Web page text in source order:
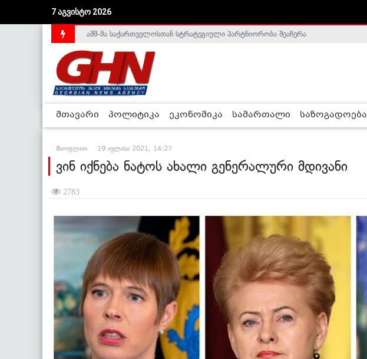
7 აგვისტო 2026
საქართველოს დე-ფაქტო მთავრობა არალეგიტიმურია - ჰელსინკის კომისია
მთავარი პოლიტიკა ეკონომიკა სამართალი საზოგადოება
მსოფლიო 19 ივლისი 2021, 14:27
ვინ იქნება ნატოს ახალი გენერალური მდივანი
2783